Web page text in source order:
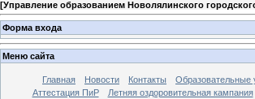
[Управление образованием Новолялинского
Форма входа
Меню сайта
Главная Новости Контакты
Образовательные
Аттестация ПиР
Летняя оздоровительная кампания